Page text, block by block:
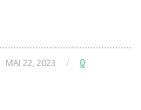
MAI 22, 2023 /
0